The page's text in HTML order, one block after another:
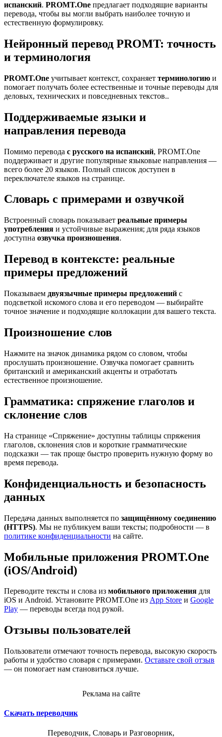
испанский. PROMT.One предлагает подходящие варианты
перевода, чтобы вы могли выбрать наиболее точную и
естественную формулировку.
Нейронный перевод PROMT: точность
и терминология
PROMT.One учитывает контекст, сохраняет терминологию и
помогает получать более естественные и точные переводы для
деловых, технических и повседневных текстов..
Поддерживаемые языки и
направления перевода
Помимо перевода с русского на испанский, PROMT.One
поддерживает и другие популярные языковые направления —
всего более 20 языков. Полный список доступен в
переключателе языков на странице.
Словарь с примерами и озвучкой
Встроенный словарь показывает реальные примеры
употребления и устойчивые выражения; для ряда языков
доступна озвучка произношения.
Перевод в контексте: реальные
примеры предложений
Показываем двуязычные примеры предложений с
подсветкой искомого слова и его переводом — выбирайте
точное значение и подходящие коллокации для вашего текста.
Произношение слов
Нажмите на значок динамика рядом со словом, чтобы
прослушать произношение. Озвучка помогает сравнить
британский и американский акценты и отработать
естественное произношение.
Грамматика: спряжение глаголов и
склонение слов
На странице «Спряжение» доступны таблицы спряжения
глаголов, склонения слов и короткие грамматические
подсказки — так проще быстро проверить нужную форму во
время перевода.
Конфиденциальность и безопасность
данных
Передача данных выполняется по защищённому соединению
(HTTPS). Мы не публикуем ваши тексты; подробности — в
политике конфиденциальности на сайте.
Мобильные приложения PROMT.One
(iOS/Android)
Переводите тексты и слова из мобильного приложения для
iOS и Android. Установите PROMT.One из App Store и Google
Play — переводы всегда под рукой.
Отзывы пользователей
Пользователи отмечают точность перевода, высокую скорость
работы и удобство словаря с примерами. Оставьте свой отзыв
— он помогает нам становиться лучше.
Реклама на сайте
Скачать переводчик
Переводчик, Словарь и Разговорник,